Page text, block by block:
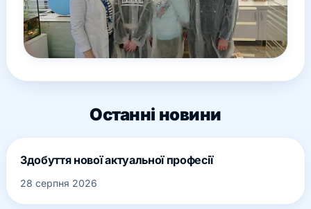
Останні новини
Здобуття нової актуальної професії
28 серпня 2026